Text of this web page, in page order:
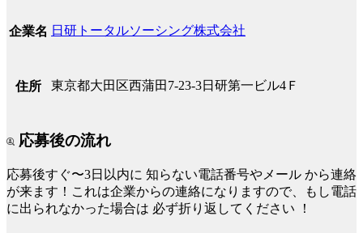
企業名 日研トータルソーシング株式会社
住所 東京都大田区西蒲田7-23-3日研第一ビル4Ｆ
応募後の流れ
応募後すぐ〜3日以内に 知らない電話番号やメール から連絡
が来ます！これは企業からの連絡になりますので、もし電話
に出られなかった場合は 必ず折り返してください ！